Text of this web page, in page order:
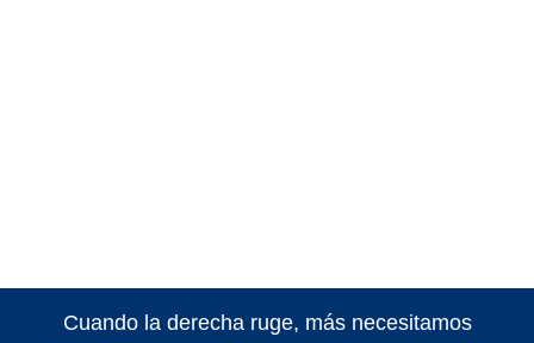
Cuando la derecha ruge, más necesitamos